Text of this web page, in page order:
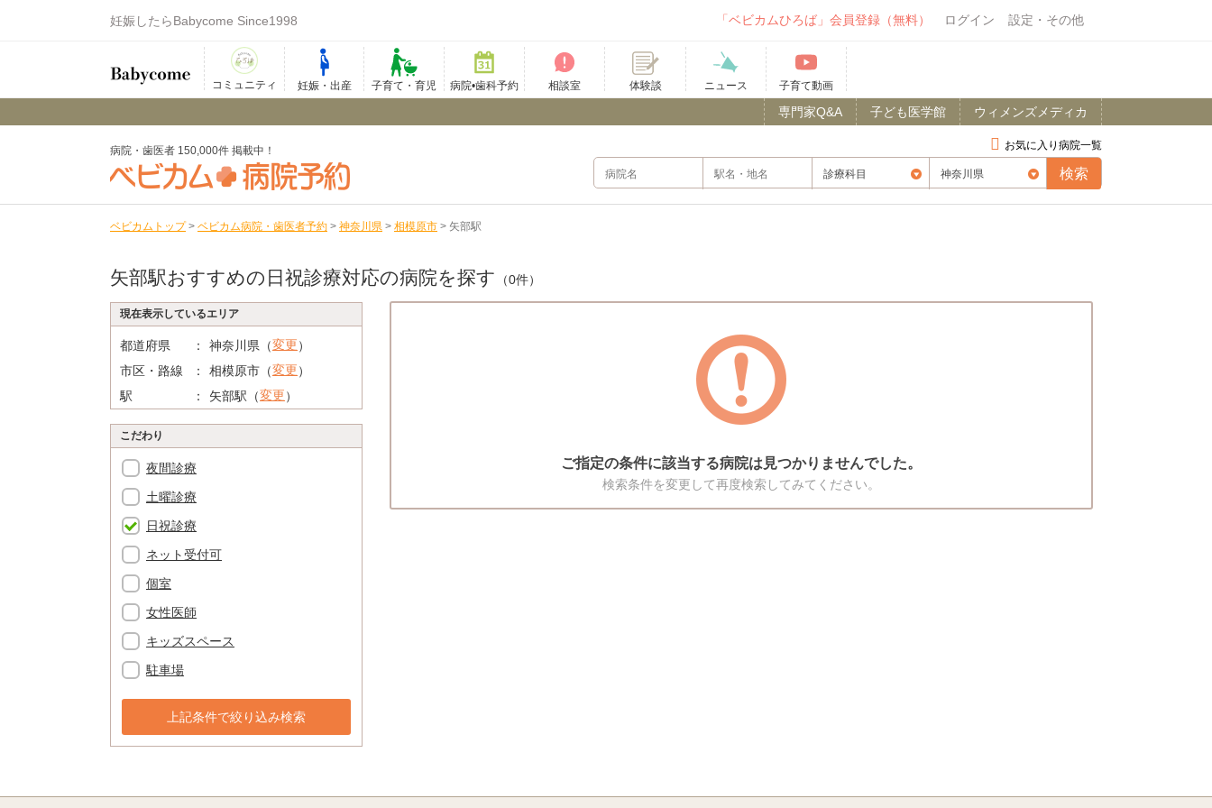
妊娠したらBabycome Since1998 「ベビカムひろば」会員登録（無料） ログイン 設定・その他
コミュニティ 妊娠・出産 子育て・育児 病院•歯科予約 相談室 体験談 ニュース 子育て動画
ウィメンズメディカ
子ども医学館
専門家Q&A
お気に入り病院一覧
病院・歯医者 150,000件 掲載中！
ベビカムトップ > ベビカム病院・歯医者予約 > 神奈川県 > 相模原市 > 矢部駅
矢部駅おすすめの日祝診療対応の病院を探す （0件）
現在表示しているエリア
都道府県 神奈川県（変更）
市区・路線
相模原市（変更）
駅
矢部駅（変更）
こだわり
夜間診療
土曜診療
日祝診療
ネット受付可
個室
女性医師
キッズスペース
駐車場
上記条件で絞り込み検索
ご指定の条件に該当する病院は見つかりませんでした。
検索条件を変更して再度検索してみてください。